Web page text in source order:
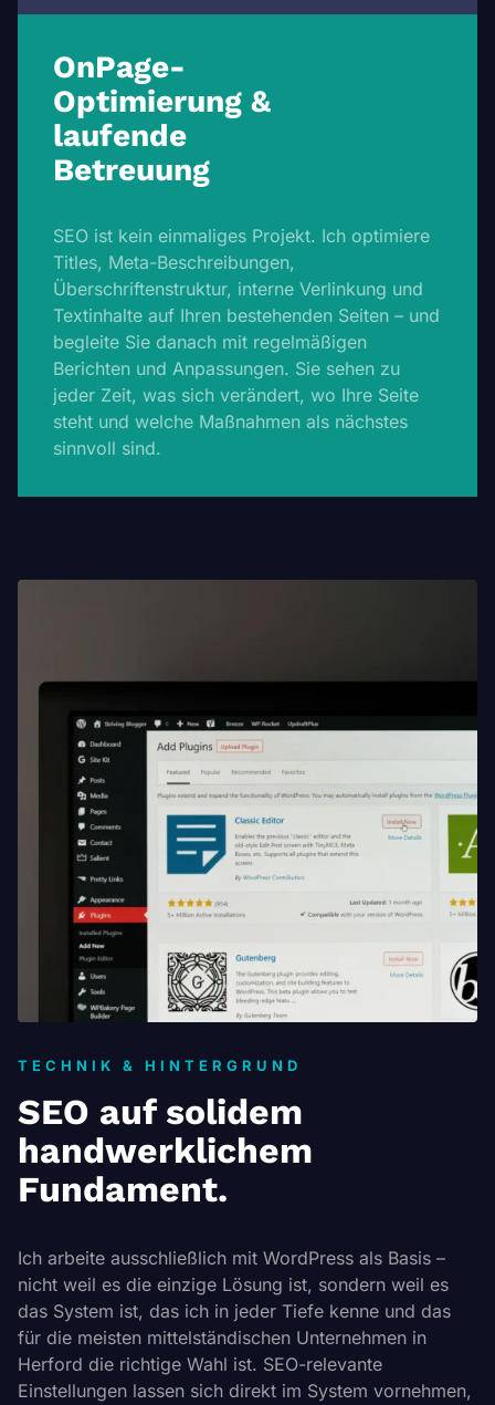
OnPage-
Optimierung &
laufende
Betreuung
SEO ist kein einmaliges Projekt. Ich optimiere
Titles, Meta-Beschreibungen,
Überschriftenstruktur, interne Verlinkung und
Textinhalte auf Ihren bestehenden Seiten – und
begleite Sie danach mit regelmäßigen
Berichten und Anpassungen. Sie sehen zu
jeder Zeit, was sich verändert, wo Ihre Seite
steht und welche Maßnahmen als nächstes
sinnvoll sind.
TECHNIK & HINTERGRUND
SEO auf solidem
handwerk­lichem
Fundament.
Ich arbeite ausschließlich mit WordPress als Basis –
nicht weil es die einzige Lösung ist, sondern weil es
das System ist, das ich in jeder Tiefe kenne und das
für die meisten mittelständischen Unternehmen in
Herford die richtige Wahl ist. SEO-relevante
Einstellungen lassen sich direkt im System vornehmen,